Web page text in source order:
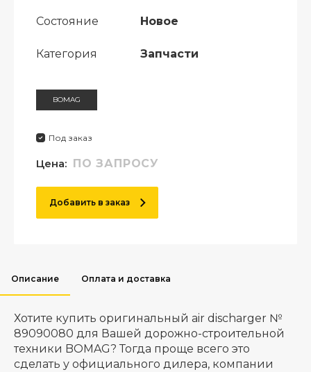
Состояние Новое
Категория Запчасти
BOMAG
Под заказ
Цена: ПО ЗАПРОСУ
Добавить в заказ
Описание Оплата и доставка
Хотите купить оригинальный air discharger №
89090080 для Вашей дорожно-строительной
техники BOMAG? Тогда проще всего это
сделать у официального дилера, компании